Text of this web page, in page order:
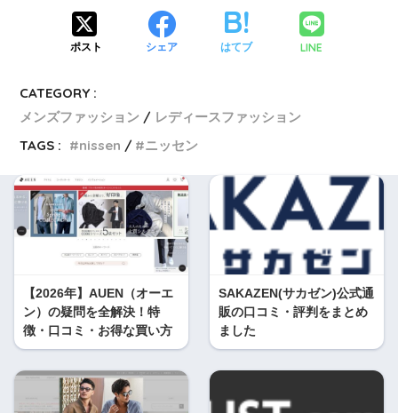
ポスト シェア はてブ LINE
CATEGORY :
メンズファッション
レディースファッション
TAGS :
nissen ニッセン
【2026年】AUEN（オーエ
ン）の疑問を全解決！特
徴・口コミ・お得な買い方
SAKAZEN(サカゼン)公式通
販の口コミ・評判をまとめ
ました